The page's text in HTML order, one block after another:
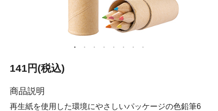
141円(税込)
商品説明
再生紙を使用した環境にやさしいパッケージの色鉛筆6